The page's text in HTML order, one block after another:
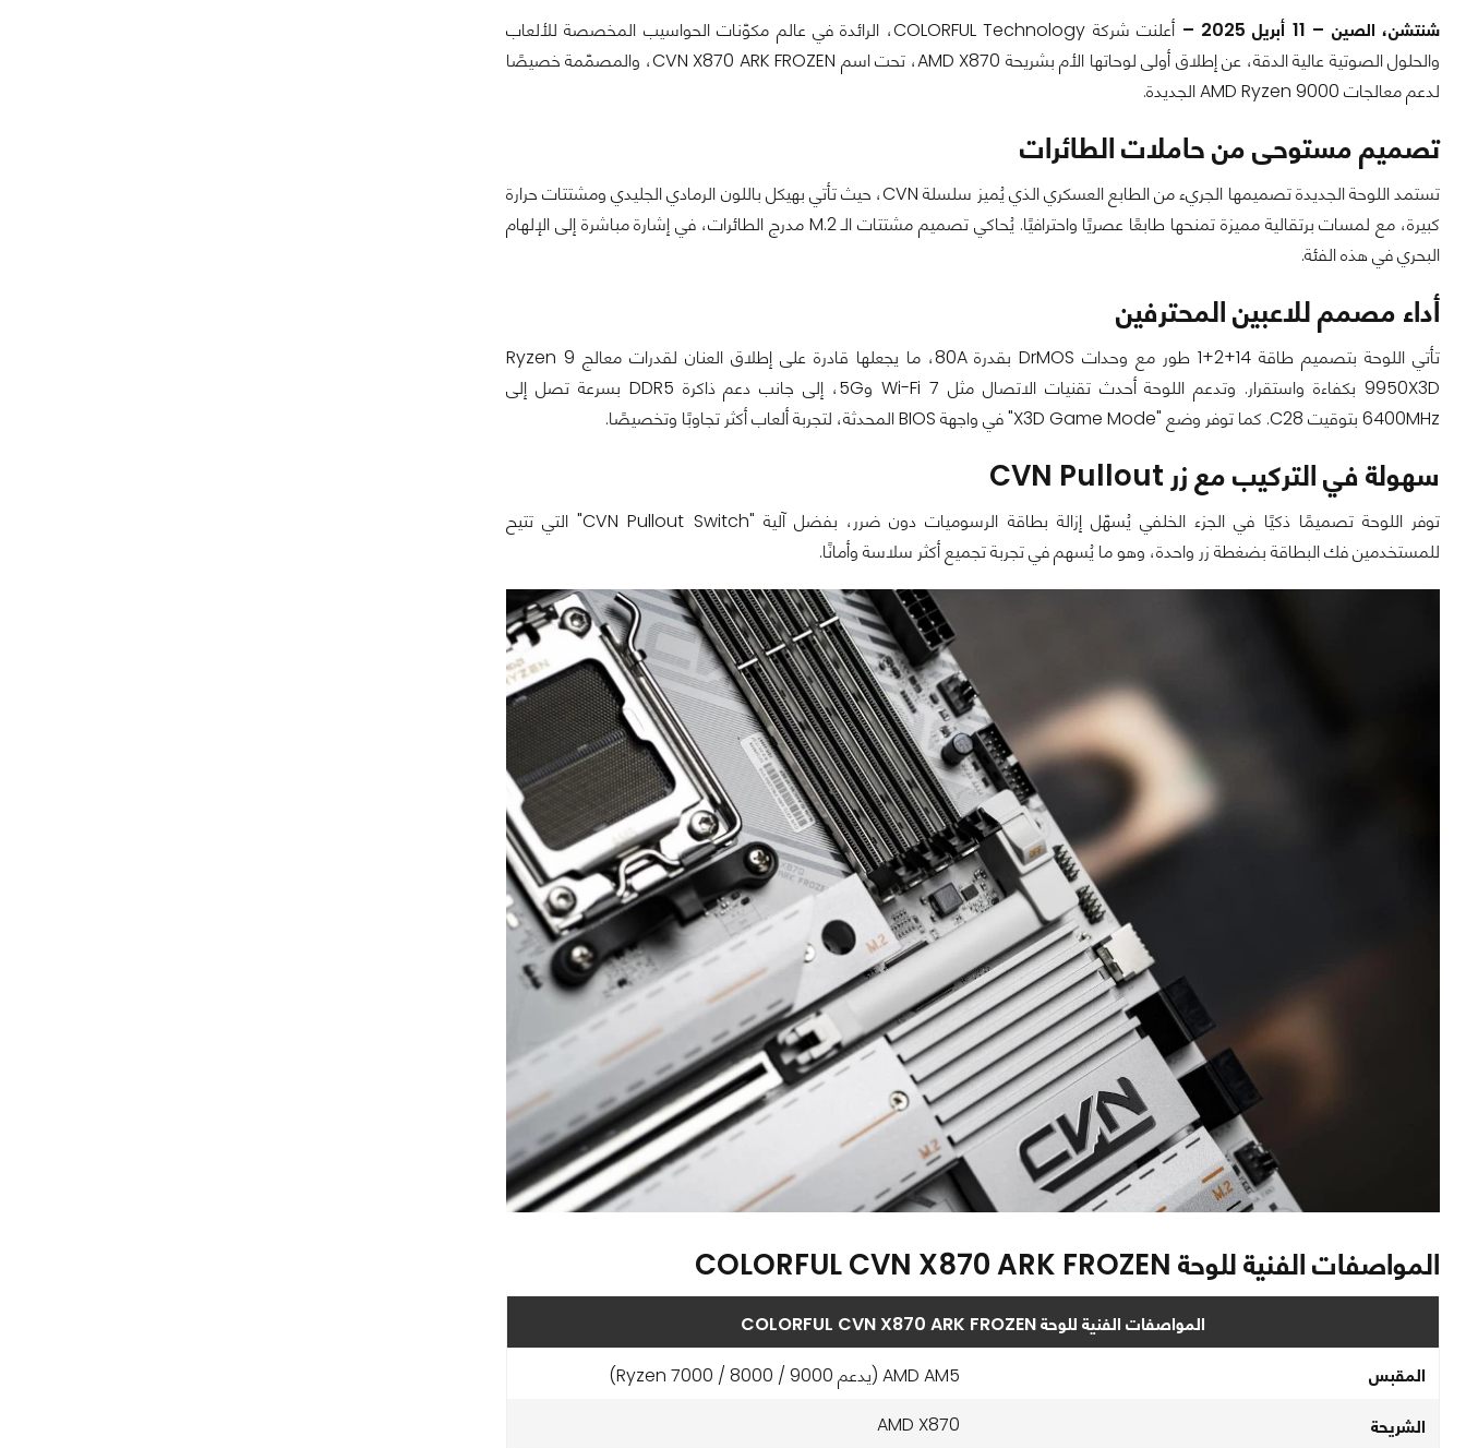
شنتشن، الصين – 11 أبريل 2025 –
أعلنت شركة COLORFUL Technology، الرائدة في عالم مكوّنات الحواسيب المخصصة للألعاب
والحلول الصوتية عالية الدقة، عن إطلاق أولى لوحاتها الأم بشريحة AMD X870، تحت اسم CVN X870 ARK FROZEN، والمصمّمة خصيصًا
لدعم معالجات AMD Ryzen 9000 الجديدة.
تصميم مستوحى من حاملات الطائرات
تستمد اللوحة الجديدة تصميمها الجريء من الطابع العسكري الذي يُميز سلسلة CVN، حيث تأتي بهيكل باللون الرمادي الجليدي ومشتتات حرارة
كبيرة، مع لمسات برتقالية مميزة تمنحها طابعًا عصريًا واحترافيًا. يُحاكي تصميم مشتتات الـ M.2 مدرج الطائرات، في إشارة مباشرة إلى الإلهام
البحري في هذه الفئة.
أداء مصمم للاعبين المحترفين
تأتي اللوحة بتصميم طاقة 14+2+1 طور مع وحدات DrMOS بقدرة 80A، ما يجعلها قادرة على إطلاق العنان لقدرات معالج Ryzen 9
9950X3D بكفاءة واستقرار. وتدعم اللوحة أحدث تقنيات الاتصال مثل Wi-Fi 7 و5G، إلى جانب دعم ذاكرة DDR5 بسرعة تصل إلى
6400MHz بتوقيت C28. كما توفر وضع "X3D Game Mode" في واجهة BIOS المحدثة، لتجربة ألعاب أكثر تجاوبًا وتخصيصًا.
سهولة في التركيب مع زر CVN Pullout
توفر اللوحة تصميمًا ذكيًا في الجزء الخلفي يُسهّل إزالة بطاقة الرسوميات دون ضرر، بفضل آلية "CVN Pullout Switch" التي تتيح
للمستخدمين فك البطاقة بضغطة زر واحدة، وهو ما يُسهم في تجربة تجميع أكثر سلاسة وأمانًا.
المواصفات الفنية للوحة COLORFUL CVN X870 ARK FROZEN
المواصفات الفنية للوحة COLORFUL CVN X870 ARK FROZEN
المقبس AMD AM5 (يدعم Ryzen 7000 / 8000 / 9000)
الشريحة AMD X870